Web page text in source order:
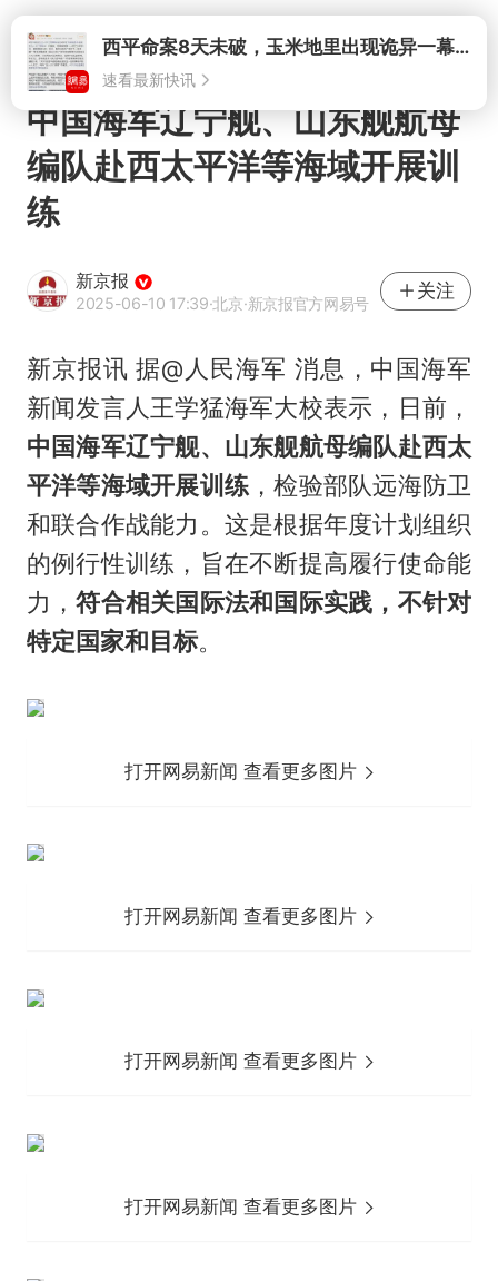
打开西平命案8天未破，玉米地里出现诡异一幕，我突然想起了欧金中
速看最新快讯
中国海军辽宁舰、山东舰航母
编队赴西太平洋等海域开展训
练
新京报
2025-06-10 17:39·北京·新京报官方网易号
关注
新京报讯 据@人民海军 消息，中国海军
新闻发言人王学猛海军大校表示，日前，
中国海军辽宁舰、山东舰航母编队赴西太
平洋等海域开展训练 ，检验部队远海防卫
和联合作战能力。这是根据年度计划组织
的例行性训练，旨在不断提高履行使命能
力，符合相关国际法和国际实践，不针对
特定国家和目标。
打开网易新闻 查看更多图片
打开网易新闻 查看更多图片
打开网易新闻 查看更多图片
打开网易新闻 查看更多图片